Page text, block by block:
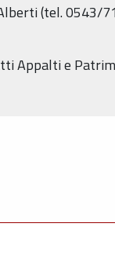
(tel. 0543/
Appalti e